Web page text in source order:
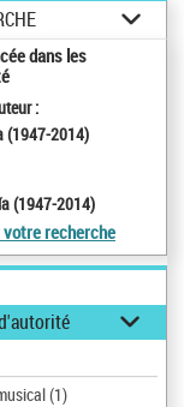
dans les
:
(1947-2014)
(1947-2014)
recherche
(1)